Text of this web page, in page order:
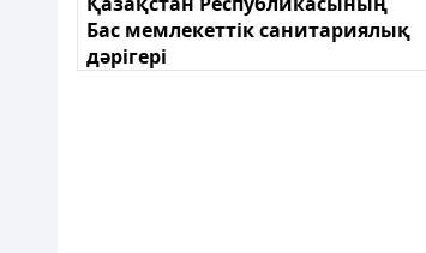
Бас мемлекеттік санитариялық
дәрігері